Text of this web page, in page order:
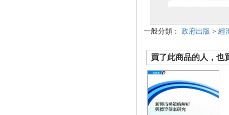
一般分類： 政府出版 > 經
買了此商品的人，也